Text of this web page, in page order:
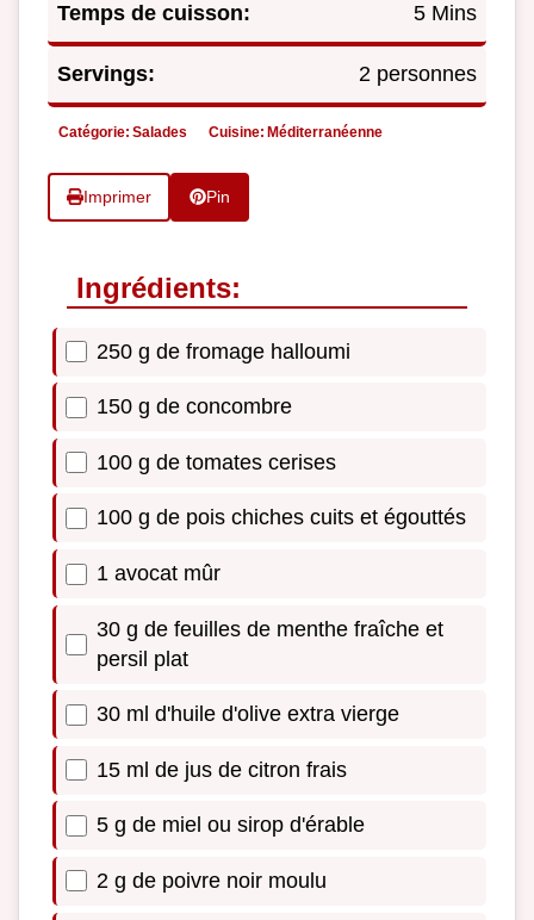
Temps de cuisson: 5 Mins
Servings: 2 personnes
Catégorie: Salades Cuisine: Méditerranéenne
Imprimer Pin
Ingrédients:
250 g de fromage halloumi
150 g de concombre
100 g de tomates cerises
100 g de pois chiches cuits et égouttés
1 avocat mûr
30 g de feuilles de menthe fraîche et
persil plat
30 ml d'huile d'olive extra vierge
15 ml de jus de citron frais
5 g de miel ou sirop d'érable
2 g de poivre noir moulu